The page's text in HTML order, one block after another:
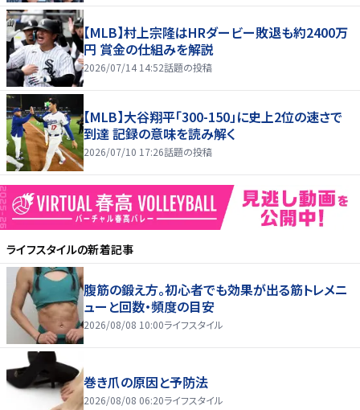
【MLB】村上宗隆はHRダービー敗退も約2400万
円 賞金の仕組みを解説
2026/07/14 14:52話題の投稿
【MLB】大谷翔平「300-150」に史上2位の速さで
到達 記録の意味を読み解く
2026/07/10 17:26話題の投稿
ライフスタイルの新着記事
腹筋の鍛え方。初心者でも効果が出る筋トレメニ
ューと回数・頻度の目安
2026/08/08 10:00ライフスタイル
巻き爪の原因と予防法
2026/08/08 06:20ライフスタイル